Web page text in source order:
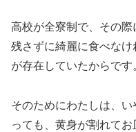
高校が全寮制で、その
残さずに綺麗に食べな
が存在していたからです
そのためにわたしは、
っても、黄身が割れて